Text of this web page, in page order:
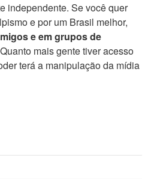
independente. Se você quer
e por um Brasil melhor,
e em grupos de
mais gente tiver acesso
terá a manipulação da mídia